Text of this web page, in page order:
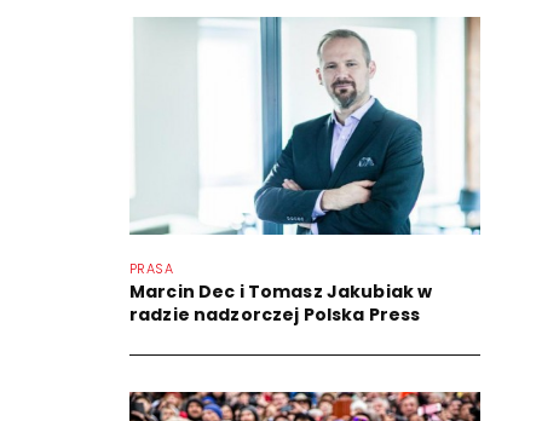
PRASA
Marcin Dec i Tomasz Jakubiak w
radzie nadzorczej Polska Press